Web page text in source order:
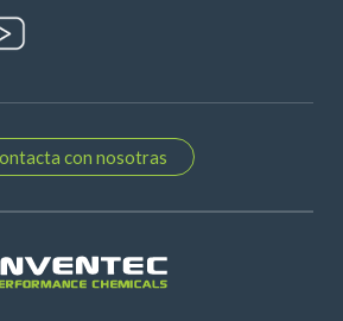
con nosotras